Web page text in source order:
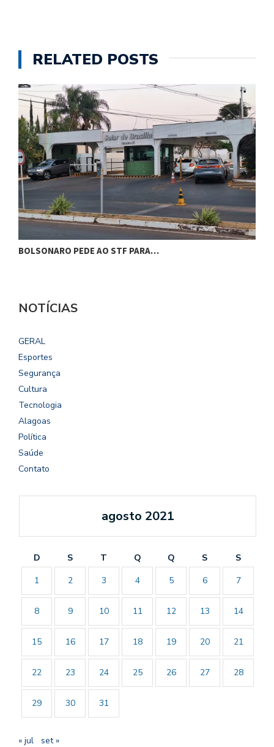
RELATED POSTS
BOLSONARO PEDE AO STF PARA…
NOTÍCIAS
GERAL
Esportes
Segurança
Cultura
Tecnologia
Alagoas
Política
Saúde
Contato
agosto 2021
D S T Q Q S
S
1
2 3 4 5 6 7
8 9 10 11 12 13 14
15 16 17 18 19 20 21
22 23 24 25 26 27 28
29 30 31
« jul set »